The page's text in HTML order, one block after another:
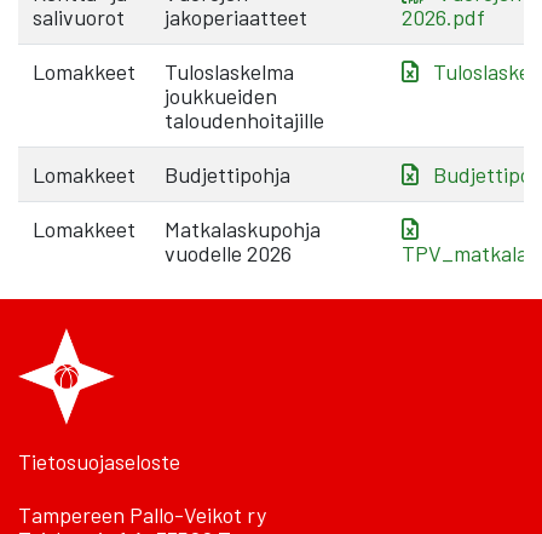
salivuorot
jakoperiaatteet
2026.pdf
Lomakkeet
Tuloslaskelma
joukkueiden
taloudenhoitajille
Lomakkeet Budjettipohja
Lomakkeet
Matkalaskupohja
vuodelle 2026
Tietosuojaseloste
Tampereen Pallo-Veikot ry